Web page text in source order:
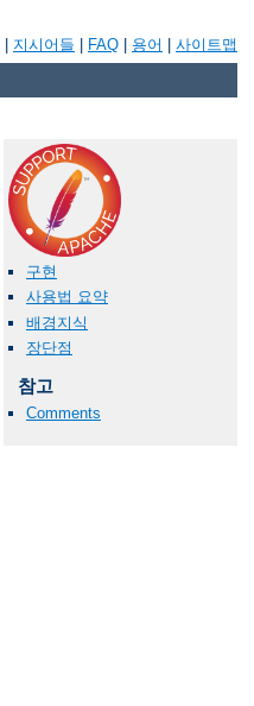
지시어들 FAQ 용어 사이트맵
구현
사용법 요약
배경지식
장단점
참고
Comments